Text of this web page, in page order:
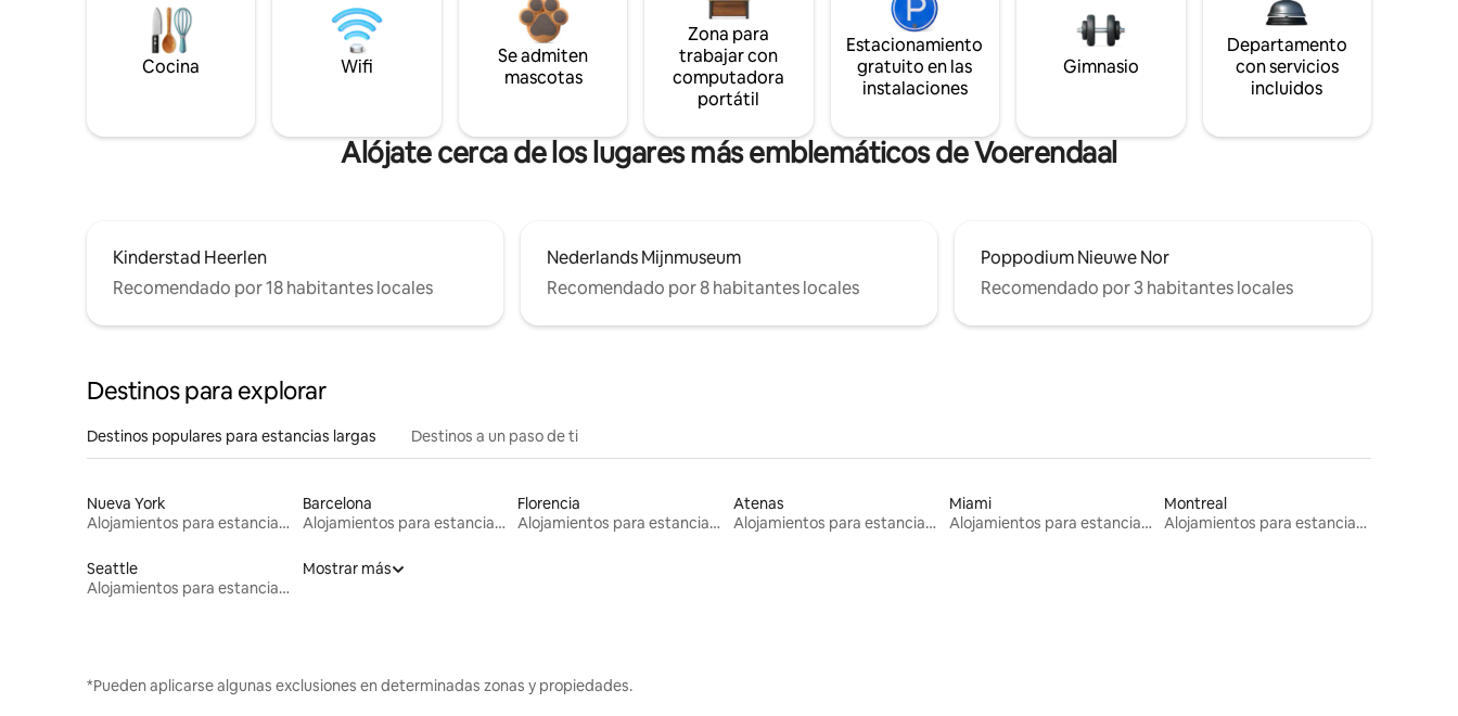
Cocina Wifi
Se admiten
mascotas
Zona para
trabajar con
computadora
portátil
Estacionamiento
gratuito en las
instalaciones
Gimnasio
Departamento
con servicios
incluidos
Alójate cerca de los lugares más emblemáticos de Voerendaal
Kinderstad Heerlen
Recomendado por 18 habitantes locales
Nederlands Mijnmuseum
Recomendado por 8 habitantes locales
Poppodium Nieuwe Nor
Recomendado por 3 habitantes locales
Destinos para explorar
Destinos populares para estancias largas Destinos a un paso de ti
Nueva York
Alojamientos para estancias largas
Barcelona
Alojamientos para estancias largas
Florencia
Alojamientos para estancias largas
Atenas
Alojamientos para estancias largas
Miami
Alojamientos para estancias largas
Montreal
Alojamientos para estancias largas
Seattle
Alojamientos para estancias largas
Mostrar más
*Pueden aplicarse algunas exclusiones en determinadas zonas y propiedades.